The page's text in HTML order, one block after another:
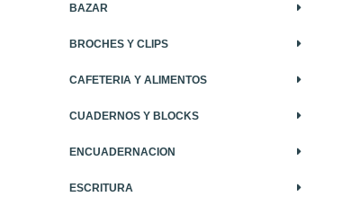
BAZAR
BROCHES Y CLIPS
CAFETERIA Y ALIMENTOS
CUADERNOS Y BLOCKS
ENCUADERNACION
ESCRITURA